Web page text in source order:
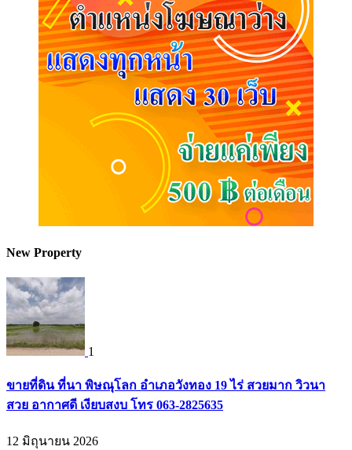
New Property
1
ขายที่ดิน ที่นา พิษณุโลก อำเภอวังทอง 19 ไร่ สวยมาก วิวนา
สวย อากาศดี เงียบสงบ โทร 063-2825635
12 มิถุนายน 2026